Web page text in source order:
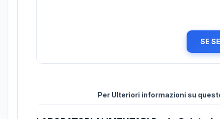
SE
Per Ulteriori informazioni su